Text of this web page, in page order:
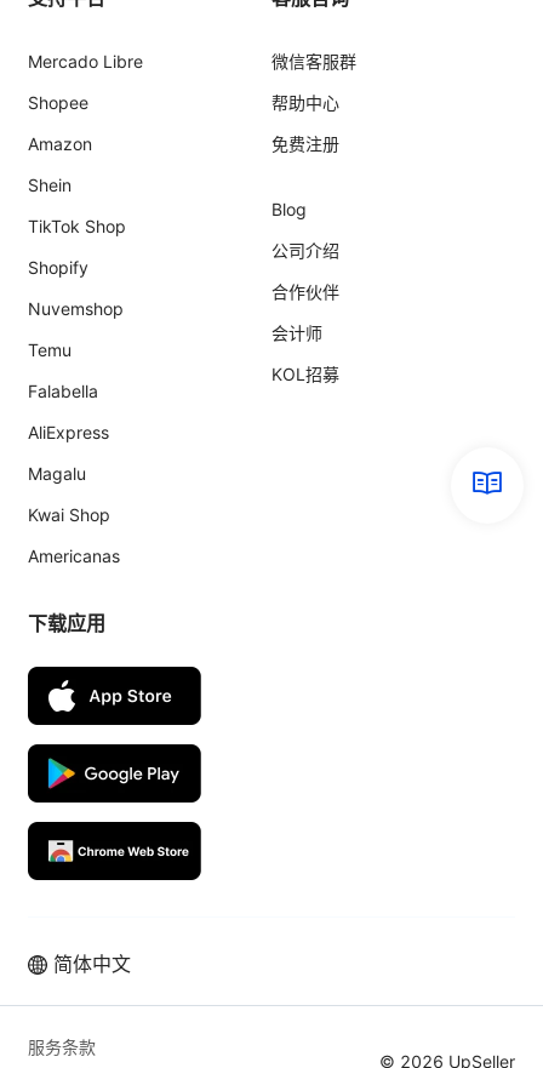
Mercado Libre
Shopee
Amazon
Shein
TikTok Shop
Shopify
Nuvemshop
Temu
Falabella
AliExpress
Magalu
Kwai Shop
Americanas
微信客服群
帮助中心
免费注册
Blog
公司介绍
合作伙伴
会计师
KOL招募
下载应用
简体中文
服务条款
© 2026 UpSeller